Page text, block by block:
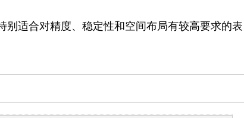
别适合对精度、稳定性和空间布局有较高要求的表